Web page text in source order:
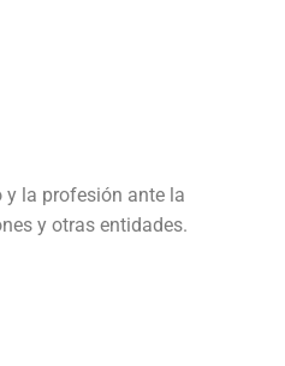
y la profesión ante la
y otras entidades.